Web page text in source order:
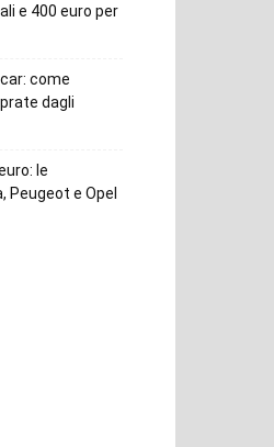
e 400 euro per
come
dagli
le
Peugeot e Opel